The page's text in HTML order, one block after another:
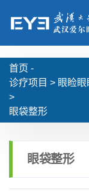
首页 -
诊疗项目 > 眼睑
>
眼袋整形
眼袋整形